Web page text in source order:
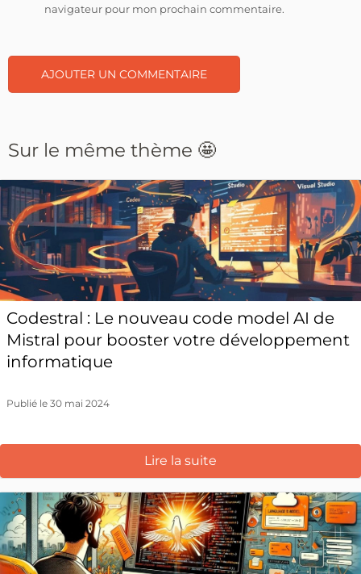
navigateur pour mon prochain commentaire.
Sur le même thème 🤩
Codestral : Le nouveau code model AI de
Mistral pour booster votre développement
informatique
Publié le 30 mai 2024
Lire la suite